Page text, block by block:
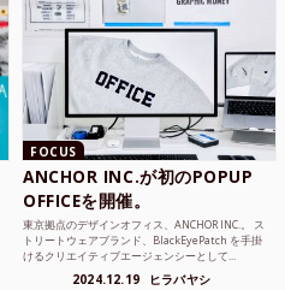
FOCUS
ANCHOR INC.が初のPOPUP
OFFICEを開催。
東京拠点のデザインオフィス、ANCHOR INC.。 ス
トリートウェアブランド、BlackEyePatch を手掛
けるクリエイティブエージェンシーとして...
2024.12.19 ヒラバヤシ